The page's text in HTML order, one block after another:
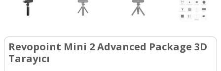
Revopoint Mini 2 Advanced Package 3D
Tarayıcı